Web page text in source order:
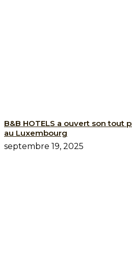
B&B HOTELS a ouvert son tout
au Luxembourg
septembre 19, 2025